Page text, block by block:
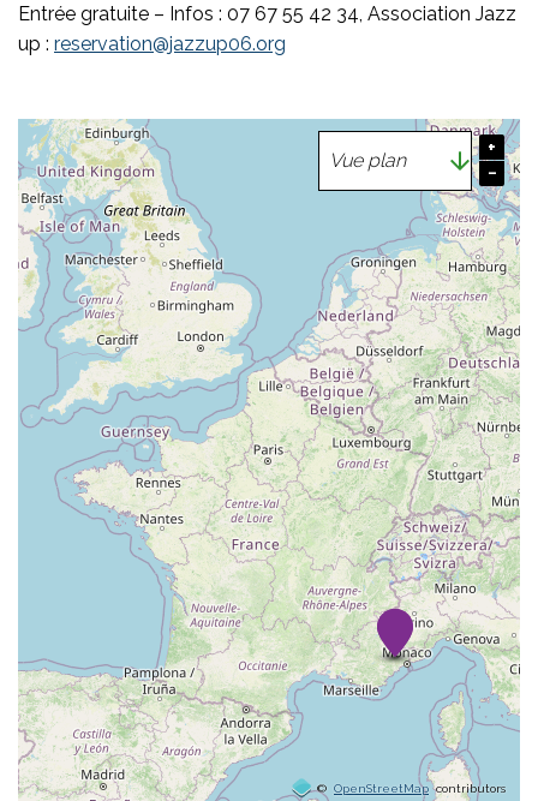
Entrée gratuite – Infos : 07 67 55 42 34, Association Jazz
up : reservation@jazzup06.org
© OpenStreetMap contributors
+
−